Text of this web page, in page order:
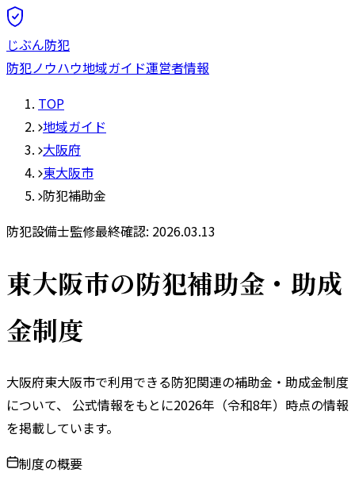
じぶん防犯
防犯ノウハウ地域ガイド運営者情報
TOP
地域ガイド
大阪府
東大阪市
防犯補助金
防犯設備士監修最終確認: 2026.03.13
東大阪市の防犯補助金・助成
金制度
大阪府東大阪市で利用できる防犯関連の補助金・助成金制度
について、 公式情報をもとに2026年（令和8年）時点の情報
を掲載しています。
制度の概要